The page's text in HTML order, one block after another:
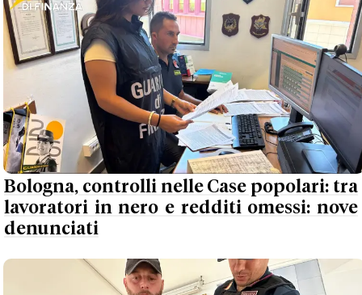
Bologna, controlli nelle Case popolari: tra
lavoratori in nero e redditi omessi: nove
denunciati